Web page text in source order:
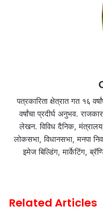
पत्रकारिता क्षेत्रात गत १६
वर्षांचा प्रदीर्घ अनुभव.
लेखन. विविध दैनिक, मंत्रालय,
लोकसभा, विधानसभा, मनपा
इमेज बिल्डिंग, मार्केटिंग,
Related Articles